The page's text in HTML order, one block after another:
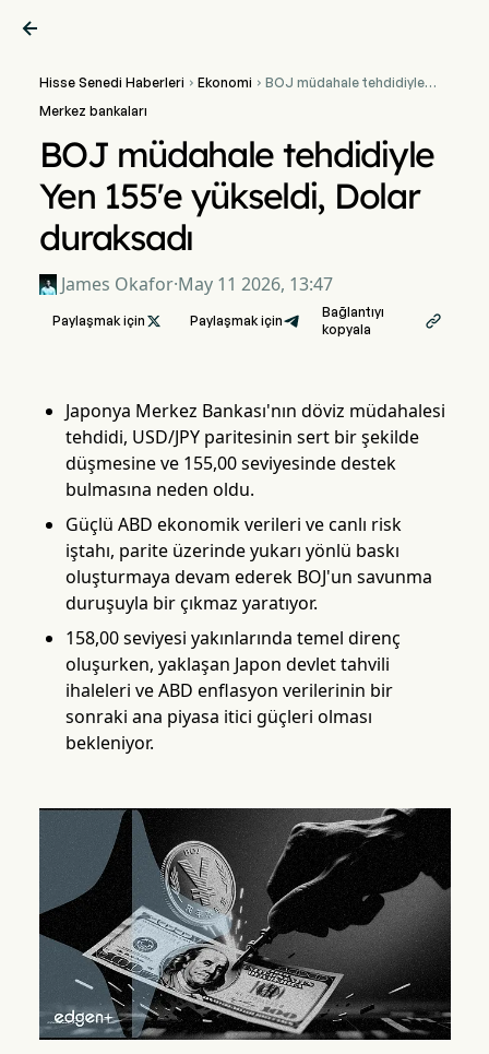

Hisse Senedi Haberleri  Ekonomi  BOJ müdahale tehdidiyle
Merkez bankaları
BOJ müdahale tehdidiyle
Yen 155'e yükseldi, Dolar
duraksadı
James Okafor·May 11 2026, 13:47
Paylaşmak için  Paylaşmak için
Bağlantıyı
kopyala

Japonya Merkez Bankası'nın döviz müdahalesi
tehdidi, USD/JPY paritesinin sert bir şekilde
düşmesine ve 155,00 seviyesinde destek
bulmasına neden oldu.
Güçlü ABD ekonomik verileri ve canlı risk
iştahı, parite üzerinde yukarı yönlü baskı
oluşturmaya devam ederek BOJ'un savunma
duruşuyla bir çıkmaz yaratıyor.
158,00 seviyesi yakınlarında temel direnç
oluşurken, yaklaşan Japon devlet tahvili
ihaleleri ve ABD enflasyon verilerinin bir
sonraki ana piyasa itici güçleri olması
bekleniyor.